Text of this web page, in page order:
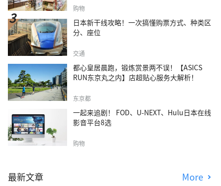
购物
日本新干线攻略！一次搞懂购票方式、种类区
分、座位
交通
都心皇居晨跑，锻炼赏景两不误！【ASICS
RUN东京丸之内】店超贴心服务大解析！
东京都
一起来追剧！ FOD、U-NEXT、Hulu日本在线
影音平台8选
购物
最新文章 More